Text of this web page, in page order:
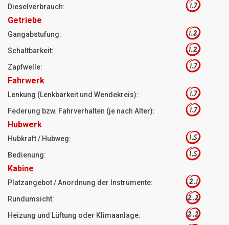
Dieselverbrauch: 1.7
Getriebe
Gangabstufung: 1.2
Schaltbarkeit: 1.2
Zapfwelle: 1.7
Fahrwerk
Lenkung (Lenkbarkeit und Wendekreis): 1.7
Federung bzw. Fahrverhalten (je nach Alter): 1.7
Hubwerk
Hubkraft / Hubweg: 1.5
Bedienung: 1.5
Kabine
Platzangebot / Anordnung der Instrumente: 2.1
Rundumsicht: 2.2
Heizung und Lüftung oder Klimaanlage: 2.2